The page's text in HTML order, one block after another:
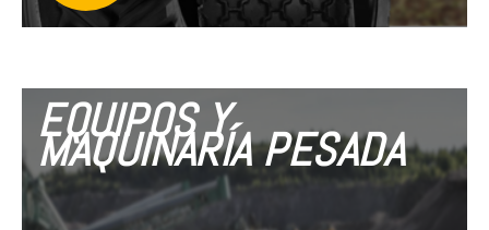
EQUIPOS Y
MAQUINARÍA PESADA